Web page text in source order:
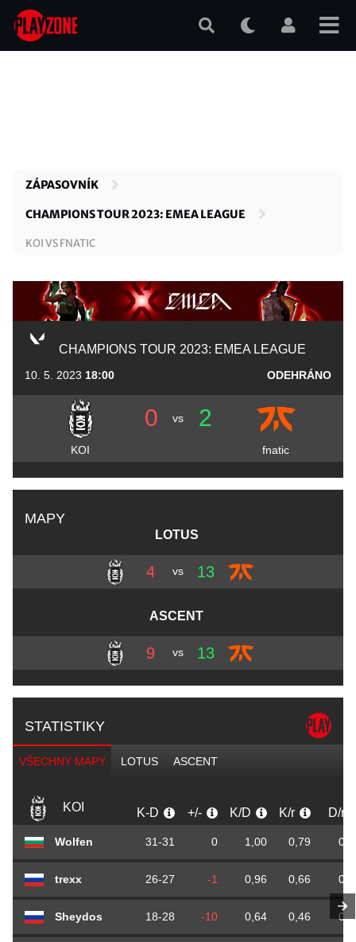
Přejít
hlavnímu
ZÁPASOVNÍK
CHAMPIONS TOUR 2023: EMEA LEAGUE
KOI VS FNATIC
CHAMPIONS TOUR 2023: EMEA LEAGUE
10. 5. 2023 18:00 ODEHRÁNO
0 vs 2
KOI fnatic
MAPY
LOTUS
4 vs 13
ASCENT
9 vs 13
STATISTIKY
VŠECHNY MAPY LOTUS ASCENT
KOI K-D +/- K/D K/r D/r
Wolfen 31-31 0 1,00 0,79
trexx 26-27 -1 0,96 0,66
Sheydos 18-28 -10 0,64 0,46